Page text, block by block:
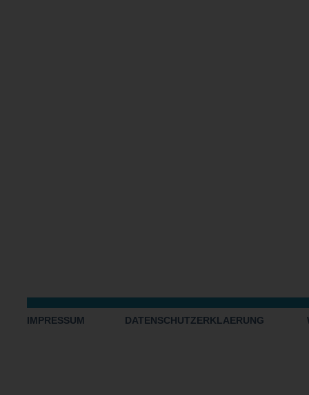
IMPRESSUM DATENSCHUTZERKLAERUNG